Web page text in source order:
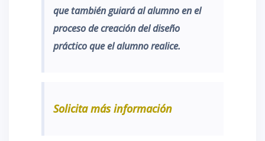
que también guiará al alumno en el
proceso de creación del diseño
práctico que el alumno realice.
Solicita más información